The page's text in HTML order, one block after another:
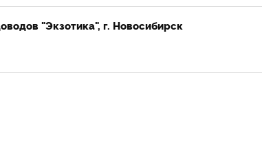
"Экзотика", г. Новосибирск